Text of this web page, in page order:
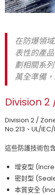
在防爆領
表性的產
劃相關系
萬全準備
Division 2
Division 2 / Zone
No.213、UL/
這些防護技術包
增安型
密封型
本質安全